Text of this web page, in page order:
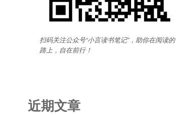
扫码关注公众号“小言读书笔记”，助你在阅读的
路上，自在前行！
近期文章